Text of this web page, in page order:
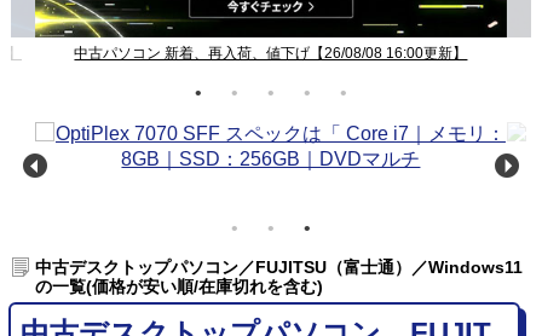
中古パソコン 新着、再入荷、値下げ【26/08/08 16:00更新】
中古デスクトップパソコン／FUJITSU（富士通）／Windows11
の一覧(価格が安い順/在庫切れを含む)